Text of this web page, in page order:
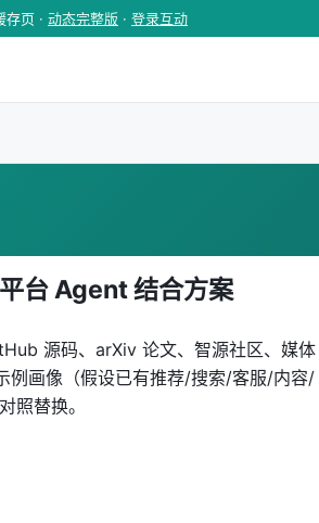
存页 · 动态完整版 · 登录互动
台 Agent 结合方案
源码、arXiv 论文、智源社区、媒体
例画像（假设已有推荐/搜索/客服/内容/
照替换。